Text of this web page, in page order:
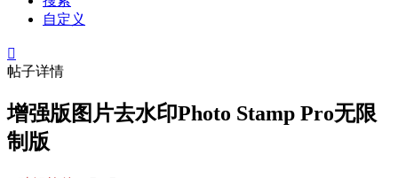
自定义

帖子详情
增强版图片去水印Photo Stamp Pro无限
制版